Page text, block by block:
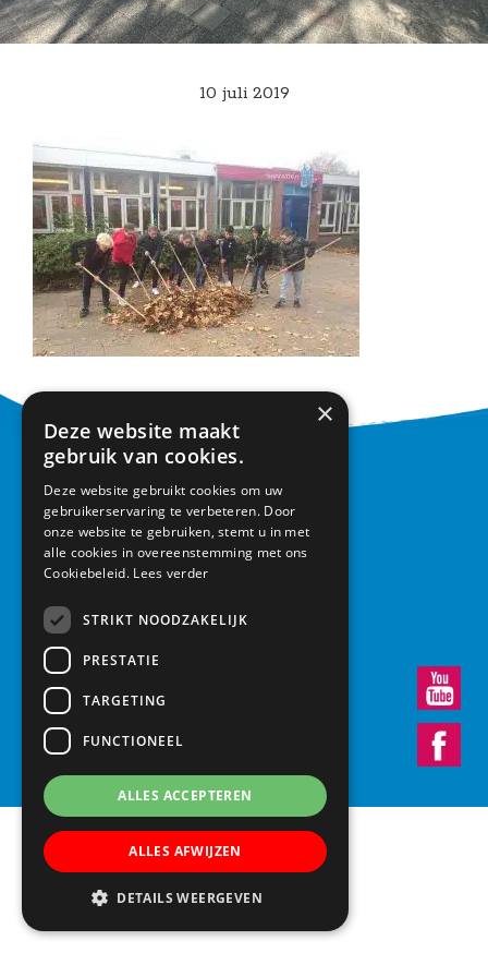
10 juli 2019
CONTACT
Basisschool Vroonestein
Lohengrinhof 15-17
3438 RA Nieuwegein
info@vroonestein.nl
×
Deze website maakt
gebruik van cookies.
Deze website gebruikt cookies om uw
gebruikerservaring te verbeteren. Door
onze website te gebruiken, stemt u in met
alle cookies in overeenstemming met ons
Cookiebeleid. Lees verder
STRIKT NOODZAKELIJK
PRESTATIE
TARGETING
FUNCTIONEEL
ALLES ACCEPTEREN
ALLES AFWIJZEN
DETAILS WEERGEVEN